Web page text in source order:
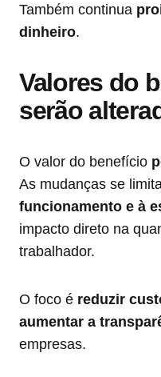
Também continua
dinheiro.
Valores do
serão
O valor do benefício
As mudanças se
funcionamento e à
impacto direto na
trabalhador.
O foco é reduzir
aumentar a
empresas.